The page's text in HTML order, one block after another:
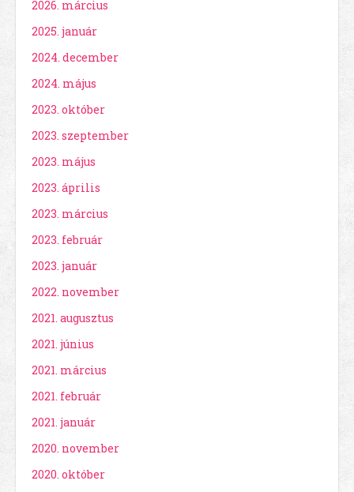
2026. március
2025. január
2024. december
2024. május
2023. október
2023. szeptember
2023. május
2023. április
2023. március
2023. február
2023. január
2022. november
2021. augusztus
2021. június
2021. március
2021. február
2021. január
2020. november
2020. október